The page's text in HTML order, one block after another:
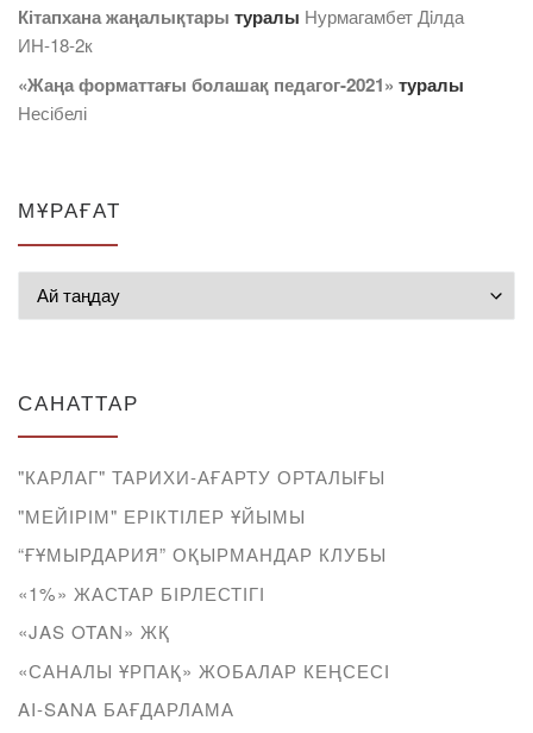
Кітапхана жаңалықтары туралы Нурмагамбет Дiлда
ИН-18-2к
«Жаңа форматтағы болашақ педагог-2021» туралы
Несібелі
МҰРАҒАТ
САНАТТАР
"КАРЛАГ" ТАРИХИ-АҒАРТУ ОРТАЛЫҒЫ
"МЕЙІРІМ" ЕРІКТІЛЕР ҰЙЫМЫ
“ҒҰМЫРДАРИЯ” ОҚЫРМАНДАР КЛУБЫ
«1%» ЖАСТАР БІРЛЕСТІГІ
«JAS OTAN» ЖҚ
«САНАЛЫ ҰРПАҚ» ЖОБАЛАР КЕҢСЕСІ
AI-SANA БАҒДАРЛАМА